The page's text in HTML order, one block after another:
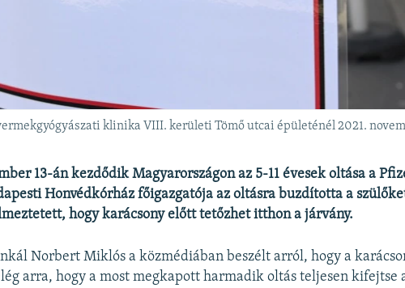
klinika VIII. kerületi Tömő utcai épületénél 2021.
13-án kezdődik Magyarországon az 5-11 évesek oltása a
Honvédkórház főigazgatója az oltásra buzdította a
hogy karácsony előtt tetőzhet itthon a járvány.
Norbert Miklós a közmédiában beszélt arról, hogy a
arra, hogy a most megkapott harmadik oltás teljesen kifejtse